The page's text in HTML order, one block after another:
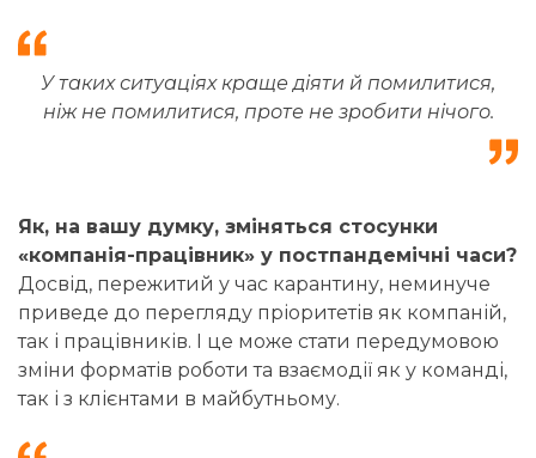
У таких ситуаціях краще діяти й помилитися,
ніж не помилитися, проте не зробити нічого.
Як, на вашу думку, зміняться стосунки
«компанія-працівник» у постпандемічні часи?
Досвід, пережитий у час карантину, неминуче
приведе до перегляду пріоритетів як компаній,
так і працівників. І це може стати передумовою
зміни форматів роботи та взаємодії як у команді,
так і з клієнтами в майбутньому.